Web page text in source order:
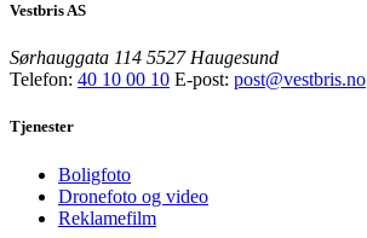
Vestbris AS
Sørhauggata 114 5527 Haugesund
Telefon: 40 10 00 10 E-post: post@vestbris.no
Tjenester
Boligfoto
Dronefoto og video
Reklamefilm